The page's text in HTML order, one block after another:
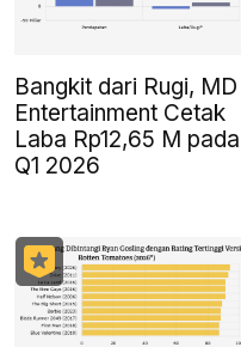
Bangkit dari Rugi, MD
Entertainment Cetak
Laba Rp12,65 M pada
Q1 2026